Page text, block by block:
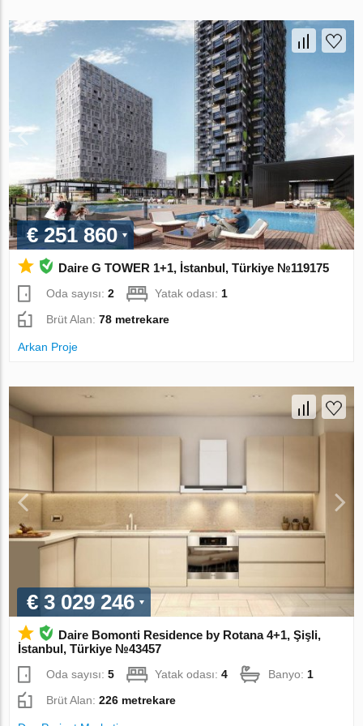
€ 251 860
Daire G TOWER 1+1, İstanbul, Türkiye №119175
Oda sayısı:2 Yatak odası:1
Brüt Alan:78 metrekare
Arkan Proje
€ 3 029 246
Daire Bomonti Residence by Rotana 4+1, Şişli,
İstanbul, Türkiye №43457
Oda sayısı:5 Yatak odası:4 Banyo: 1
Brüt Alan:226 metrekare